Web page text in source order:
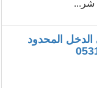
شر...
المحدود